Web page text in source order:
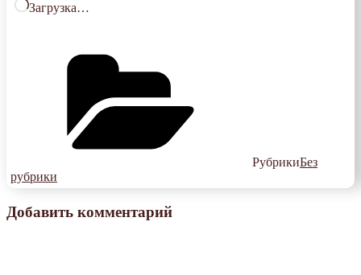
Загрузка…
РубрикиБез
рубрики
Добавить комментарий